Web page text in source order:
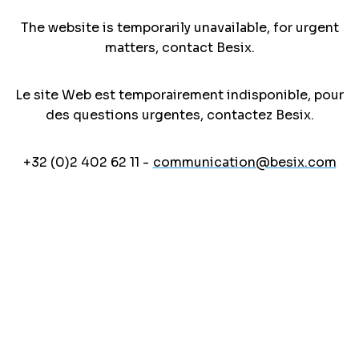
The website is temporarily unavailable, for urgent
matters, contact Besix.
Le site Web est temporairement indisponible, pour
des questions urgentes, contactez Besix.
+32 (0)2 402 62 11 - communication@besix.com